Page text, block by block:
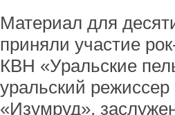
Материал для
приняли участие
КВН «Уральские
уральский
«Изумруд»,